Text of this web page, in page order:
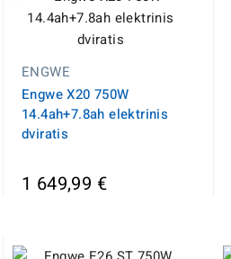
ENGWE
Engwe X20 750W
14.4ah+7.8ah elektrinis
dviratis
1 649,99 €